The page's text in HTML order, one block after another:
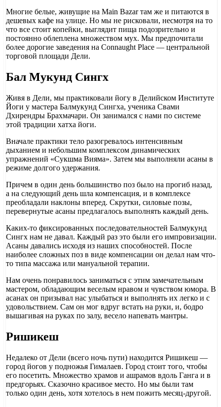
Многие белые, живущие на Main Bazar там же и питаются в
дешевых кафе на улице. Но мы не рисковали, несмотря на то
что все стоит копейки, выглядит пища подозрительно и
постоянно облеплена множеством мух. Мы предпочитали
более дорогие заведения на Connaught Place — центральной
торговой площади Дели.
Бал Мукунд Сингх
Живя в Дели, мы практиковали йогу в Делийском Институте
Йоги у мастера Балмукунд Сингха, ученика Свами
Дхирендры Брахмачари. Он занимался с нами по системе
этой традиции хатха йоги.
Вначале практики тело разогревалось интенсивным
дыханием и небольшим комплексом динамических
упражнений «Сукшма Вияма». Затем мы выполняли асаны в
режиме долгого удержания.
Причем в один день большинство поз было на прогиб назад,
а на следующий день шла компенсация, и в комплексе
преобладали наклоны вперед. Скрутки, силовые позы,
перевернутые асаны предлагалось выполнять каждый день.
Каких-то фиксированных последовательностей Балмукунд
Сингх нам не давал. Каждый раз это были его импровизации.
Асаны давались исходя из наших способностей. После
наиболее сложных поз в виде компенсации он делал нам что-
то типа массажа или мануальной терапии.
Нам очень понравилось заниматься с этим замечательным
мастером, обладающим веселым нравом и чувством юмора. В
асанах он призывал нас улыбаться и выполнять их легко и с
удовольствием. Сам он мог вдруг встать на руки, и, бодро
вышагивая на руках по залу, весело напевать мантры.
Ришикеш
Недалеко от Дели (всего ночь пути) находится Ришикеш —
город йогов у подножья Гималаев. Город стоит того, чтобы
его посетить. Множество храмов и ашрамов вдоль Ганга и в
предгорьях. Сказочно красивое место. Но мы были там
только один день, хотя хотелось в нем пожить месяц-другой.